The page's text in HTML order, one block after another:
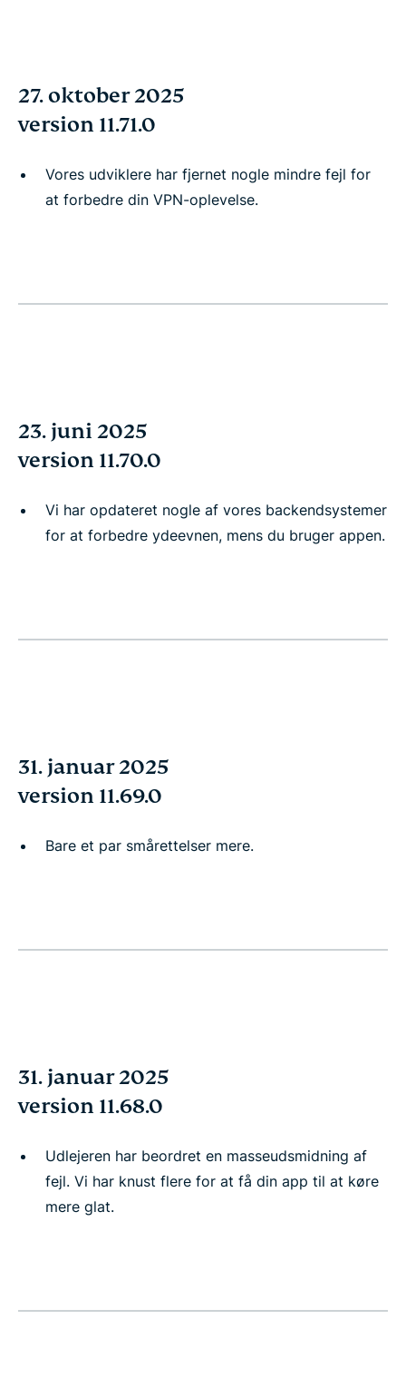
27. oktober 2025
version 11.71.0
Vores udviklere har fjernet nogle mindre fejl for
at forbedre din VPN-oplevelse.
23. juni 2025
version 11.70.0
Vi har opdateret nogle af vores backendsystemer
for at forbedre ydeevnen, mens du bruger appen.
31. januar 2025
version 11.69.0
Bare et par smårettelser mere.
31. januar 2025
version 11.68.0
Udlejeren har beordret en masseudsmidning af
fejl. Vi har knust flere for at få din app til at køre
mere glat.